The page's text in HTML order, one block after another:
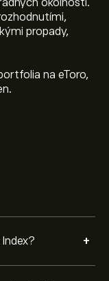
okolností.
propady,
na eToro,
+
je 1,118.72‎€‎
na grafu eToro
cen
25
si založíte účet a